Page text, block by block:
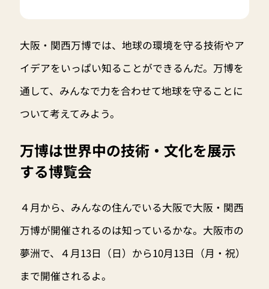
大阪・関西万博では、地球の環境を守る技術やア
イデアをいっぱい知ることができるんだ。万博を
通して、みんなで力を合わせて地球を守ることに
ついて考えてみよう。
万博は世界中の技術・文化を展示
する博覧会
４月から、みんなの住んでいる大阪で大阪・関西
万博が開催されるのは知っているかな。大阪市の
夢洲で、４月13日（日）から10月13日（月・祝）
まで開催されるよ。